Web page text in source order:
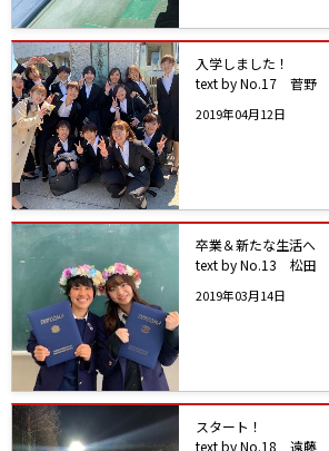
入学しました！
text by No.17 菅野
2019年04月12日
卒業＆新たな生活へ
text by No.13 松田
2019年03月14日
スタート！
text by No.18 遠藤